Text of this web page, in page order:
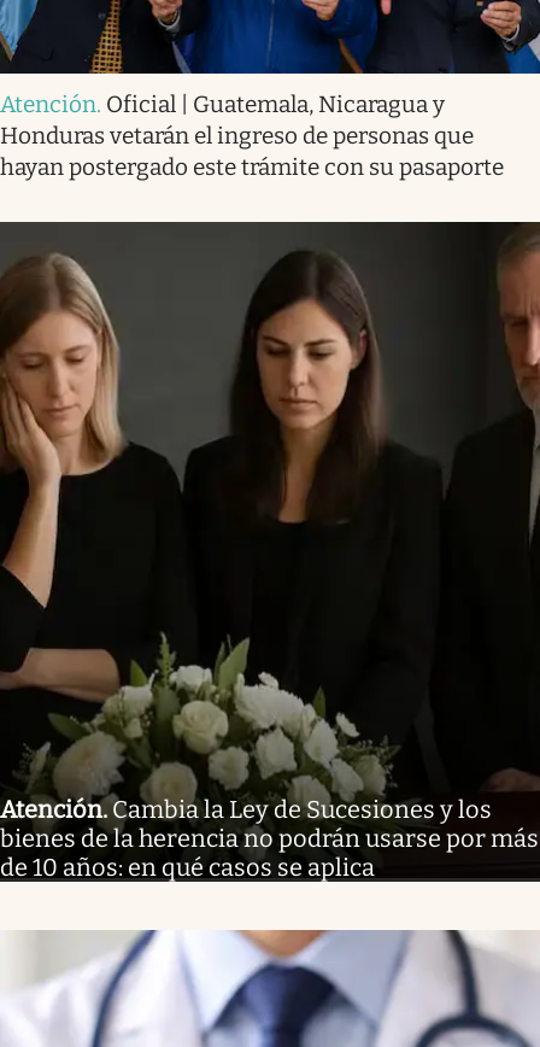
Atención. Oficial | Guatemala, Nicaragua y
Honduras vetarán el ingreso de personas que
hayan postergado este trámite con su pasaporte
Atención.Cambia la Ley de Sucesiones y los
bienes de la herencia no podrán usarse por más
de 10 años: en qué casos se aplica